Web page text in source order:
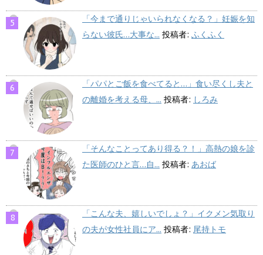
「今まで通りじゃいられなくなる？」妊娠を知
らない彼氏…大事な... 投稿者: ふくふく
「パパとご飯を食べてると…」食い尽くし夫と
の離婚を考える母、... 投稿者: しろみ
「そんなことってあり得る？！」高熱の娘を診
た医師のひと言…自... 投稿者: あおば
「こんな夫、嬉しいでしょ？」イクメン気取り
の夫が女性社員にア... 投稿者: 尾持トモ